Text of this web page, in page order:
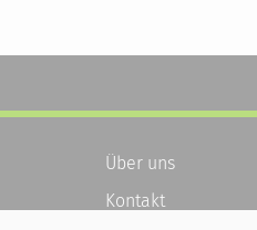
Über uns
Kontakt